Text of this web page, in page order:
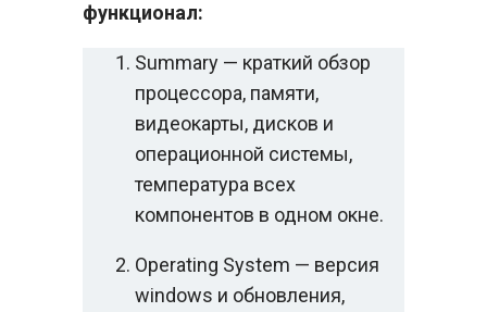
функционал:
Summary — краткий обзор
процессора, памяти,
видеокарты, дисков и
операционной системы,
температура всех
компонентов в одном окне.
Operating System — версия
windows и обновления,